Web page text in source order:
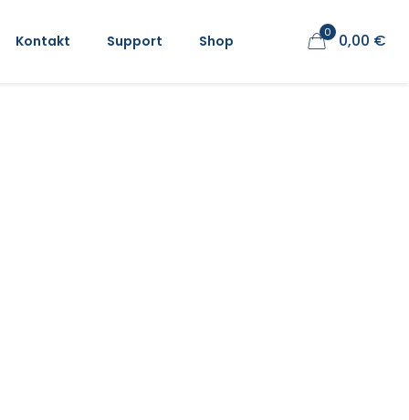
Kontakt Support Shop 0 0,00 €